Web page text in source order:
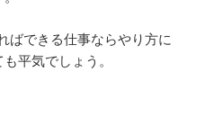
ばできる仕事ならやり方に
平気でしょう。